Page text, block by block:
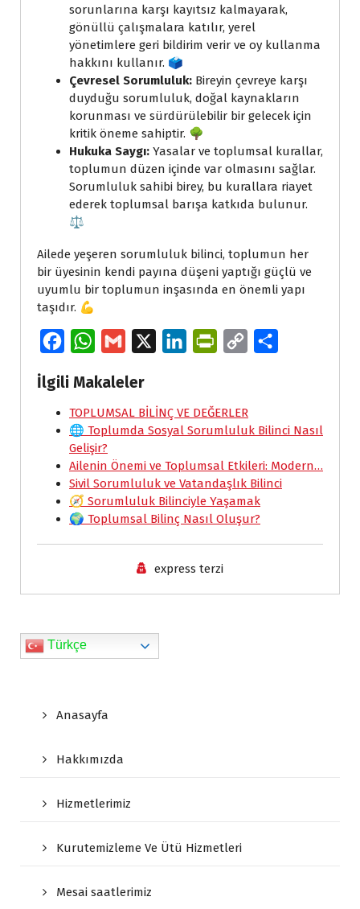
sorunlarına karşı kayıtsız kalmayarak,
gönüllü çalışmalara katılır, yerel
yönetimlere geri bildirim verir ve oy kullanma
hakkını kullanır. 🗳️
Çevresel Sorumluluk: Bireyin çevreye karşı
duyduğu sorumluluk, doğal kaynakların
korunması ve sürdürülebilir bir gelecek için
kritik öneme sahiptir. 🌳
Hukuka Saygı: Yasalar ve toplumsal kurallar,
toplumun düzen içinde var olmasını sağlar.
Sorumluluk sahibi birey, bu kurallara riayet
ederek toplumsal barışa katkıda bulunur.
⚖️
Ailede yeşeren sorumluluk bilinci, toplumun her
bir üyesinin kendi payına düşeni yaptığı güçlü ve
uyumlu bir toplumun inşasında en önemli yapı
taşıdır. 💪
c
e
b
o
o
k
W
a
t
s
A
p
p
a
i
l
k
e
d
I
n
n
t
F
r
i
y
L
i
n
k
e
İlgili Makaleler
TOPLUMSAL BİLİNÇ VE DEĞERLER
🌐 Toplumda Sosyal Sorumluluk Bilinci Nasıl
Gelişir?
Ailenin Önemi ve Toplumsal Etkileri: Modern…
Sivil Sorumluluk ve Vatandaşlık Bilinci
🧭 Sorumluluk Bilinciyle Yaşamak
🌍 Toplumsal Bilinç Nasıl Oluşur?
express terzi
Türkçe
Anasayfa
Hakkımızda
Hizmetlerimiz
Kurutemizleme Ve Ütü Hizmetleri
Mesai saatlerimiz